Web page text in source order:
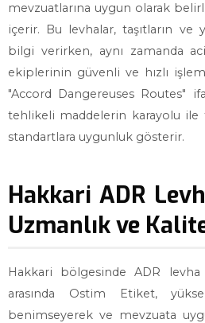
mevzuatlarına uygun olarak
içerir. Bu levhalar, taşıtların ve
bilgi verirken, aynı zamanda
ekiplerinin güvenli ve hızlı işlem
"Accord Dangereuses Routes"
tehlikeli maddelerin karayolu ile
standartlara uygunluk gösterir.
Hakkari ADR
Uzmanlık ve
Hakkari bölgesinde ADR
arasında Ostim Etiket,
benimseyerek ve mevzuata